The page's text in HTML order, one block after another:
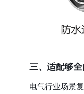
三、适配够
电气行业场景